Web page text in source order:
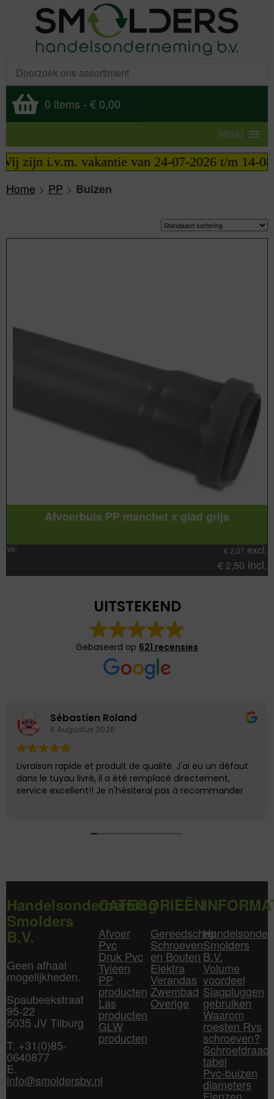
0 items - € 0,00
MENU
i.v.m. vakantie van 24-07-2026 t/m 14-08-
Home > PP > Buizen
Afvoerbuis PP manchet x glad grijs
Va: € 2,07 excl.
€ 2,50 incl.
UITSTEKEND
Gebaseerd op 621 recensies
Sébastien Roland
6 Augustus 2026
Livraison rapide et produit de qualité. J'ai eu un défaut
dans le tuyau livré, il a été remplacé directement,
service excellent!! Je n'hésiterai pas à recommander
Handelsonderneming
Smolders
B.V.
Geen afhaal
mogelijkheden.
Spaubeekstraat
95-22
5035 JV Tilburg
T. +31(0)85-
0640877
E.
info@smoldersbv.nl
CATEGORIEËN
Afvoer
Pvc
Druk Pvc
Tyleen
PP
producten
Las
producten
GLW
producten
Gereedschap
Schroeven
en Bouten
Elektra
Verandas
Zwembad
Overige
Smolders
B.V.
Volume
voordeel
Slagpluggen
gebruiken
Waarom
roesten Rvs
schroeven?
Schroefdraad
tabel
Pvc-buizen
diameters